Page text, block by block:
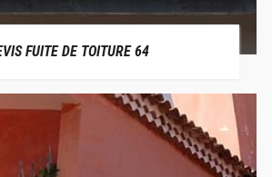
FUITE DE TOITURE 64